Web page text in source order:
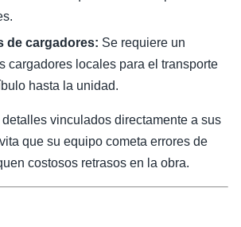
de cargadores: Se requiere un
cargadores locales para el transporte
hasta la unidad.
vinculados directamente a sus
que su equipo cometa errores de
costosos retrasos en la obra.